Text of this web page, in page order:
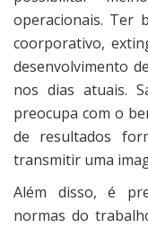
operacionais. Ter
coorporativo,
desenvolvimento
nos dias atuais.
preocupa com o
de resultados
transmitir uma
Além disso, é
normas do